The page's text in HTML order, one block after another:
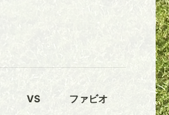
VS ファビオ